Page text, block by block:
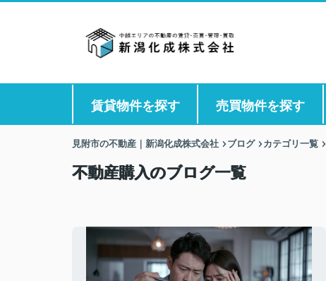
賃貸物件を探す 売買物件を探す
見附市の不動産｜新潟化成株式会社 ブログ カテゴリ一覧
不動産購入のブログ一覧